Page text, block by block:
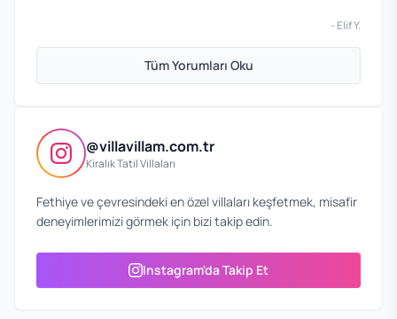
- Elif Y.
Tüm Yorumları Oku
@villavillam.com.tr
Kiralık Tatil Villaları
Fethiye ve çevresindeki en özel villaları keşfetmek, misafir
deneyimlerimizi görmek için bizi takip edin.
Instagram'da Takip Et